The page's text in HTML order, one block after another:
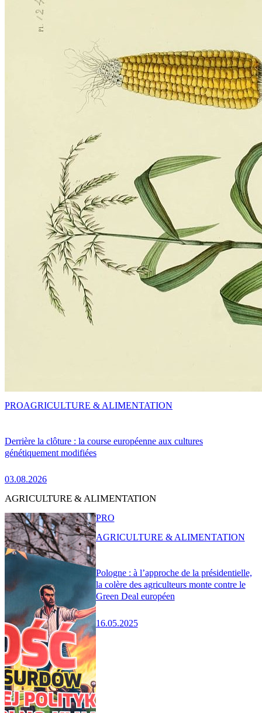
Derrière la clôture : la course européenne aux cultures
génétiquement modifiées
03.08.2026
PROAGRICULTURE & ALIMENTATION
AGRICULTURE & ALIMENTATION
Pologne : à l’approche de la présidentielle,
la colère des agriculteurs monte contre le
Green Deal européen
16.05.2025
PRO
AGRICULTURE & ALIMENTATION